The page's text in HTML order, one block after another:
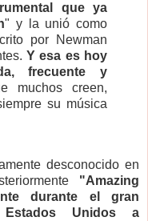
que ya
" y la unió como
por Newman
Y esa es hoy
frecuente y
muchos creen,
su música
desconocido en
"Amazing
durante el gran
Estados Unidos a